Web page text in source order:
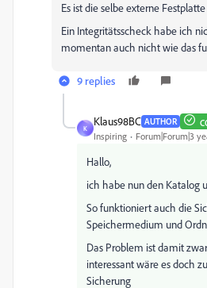
Es ist die selbe externe Festplatte
Ein Integritätsscheck habe ich
momentan auch nicht wie das
9 replies
K
Klaus98BC AUTHOR
Inspiring Forum|Forum|3
Hallo,
ich habe nun den Katalog
So funktioniert auch die
Speichermedium und
Das Problem ist damit
interessant wäre es doch
Sicherung